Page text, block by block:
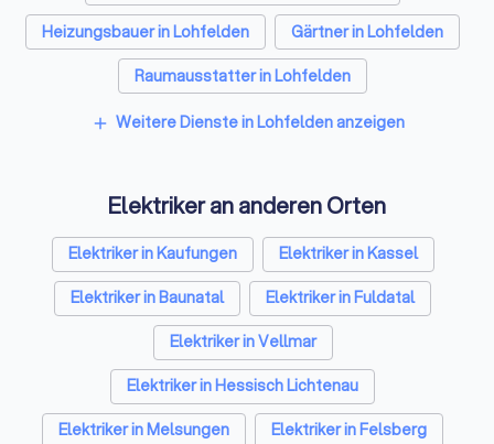
Heizungsbauer in Lohfelden
Gärtner in Lohfelden
Raumausstatter in Lohfelden
Architekten in Lohfelden
Schreiner in Lohfelden
Rohrreinigungsbetriebe in Lohfelden
add Weitere Dienste in Lohfelden anzeigen
Elektriker an anderen Orten
Elektriker in Kaufungen
Elektriker in Kassel
Elektriker in Baunatal
Elektriker in Fuldatal
Elektriker in Vellmar
Elektriker in Hessisch Lichtenau
Elektriker in Melsungen
Elektriker in Felsberg